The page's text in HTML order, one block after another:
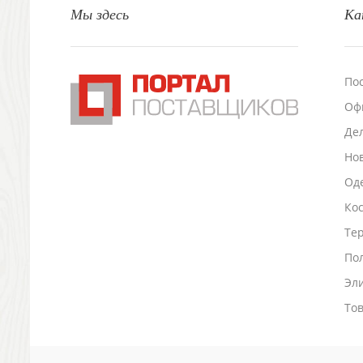
Подставки для визиток записок телефонов
Промо
Антистрессы
Мы здесь